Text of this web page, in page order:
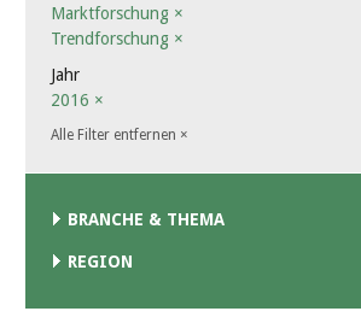
Marktforschung ×
Trendforschung ×
Jahr
2016 ×
Alle Filter entfernen ×
BRANCHE & THEMA
REGION